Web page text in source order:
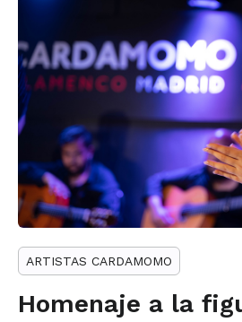
ARTISTAS CARDAMOMO
Homenaje a la